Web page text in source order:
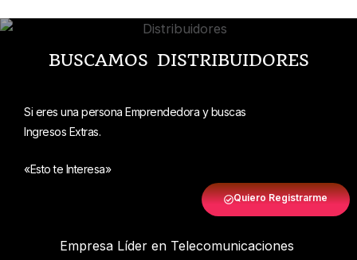
BUSCAMOS DISTRIBUIDORES
Si eres una persona Emprendedora y buscas
Ingresos Extras.
«Esto te Interesa»
Quiero Registrarme
Empresa Líder en Telecomunicaciones